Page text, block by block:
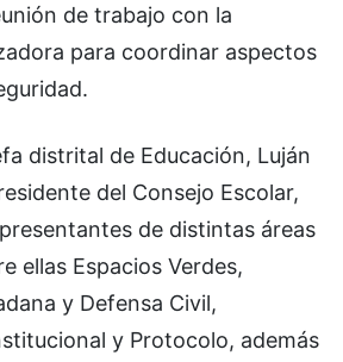
de trabajo con la
para coordinar aspectos
distrital de Educación, Luján
del Consejo Escolar,
de distintas áreas
ellas Espacios Verdes,
y Defensa Civil,
y Protocolo, además